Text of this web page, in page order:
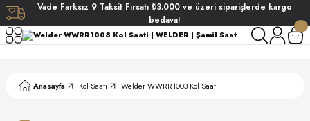
Vade Farksız 9 Taksit Fırsatı ₺3.000 ve üzeri siparişlerde kargo
bedava!
Anasayfa Kol Saati Welder WWRR1003 Kol Saati
CLUB
CLUB